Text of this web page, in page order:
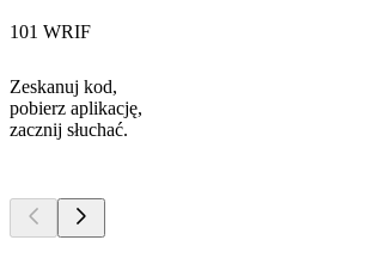
101 WRIF
Zeskanuj kod,
pobierz aplikację,
zacznij słuchać.